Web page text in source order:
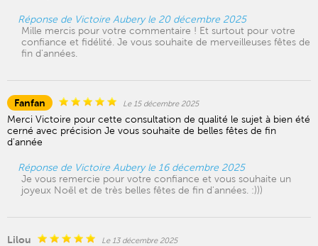
Réponse de Victoire Aubery le 20 décembre 2025
Mille mercis pour votre commentaire ! Et surtout pour votre
confiance et fidélité. Je vous souhaite de merveilleuses fêtes de
fin d'années.
Fanfan Le 15 décembre 2025
Merci Victoire pour cette consultation de qualité le sujet à bien été
cerné avec précision Je vous souhaite de belles fêtes de fin
d'année
Réponse de Victoire Aubery le 16 décembre 2025
Je vous remercie pour votre confiance et vous souhaite un
joyeux Noël et de très belles fêtes de fin d'années. :)))
Lilou Le 13 décembre 2025